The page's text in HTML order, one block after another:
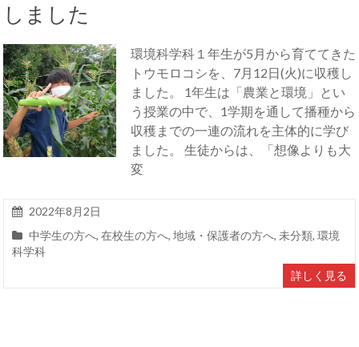
しました
環境科学科１年生が5月から育ててきた
トウモロコシを、7月12日(火)に収穫し
ました。 1年生は「農業と環境」とい
う授業の中で、1学期を通して播種から
収穫までの一連の流れを主体的に学び
ました。 生徒からは、「想像よりも大
変
2022年8月2日
中学生の方へ,在校生の方へ,地域・保護者の方へ, 未分類,環境
科学科
詳しく見る